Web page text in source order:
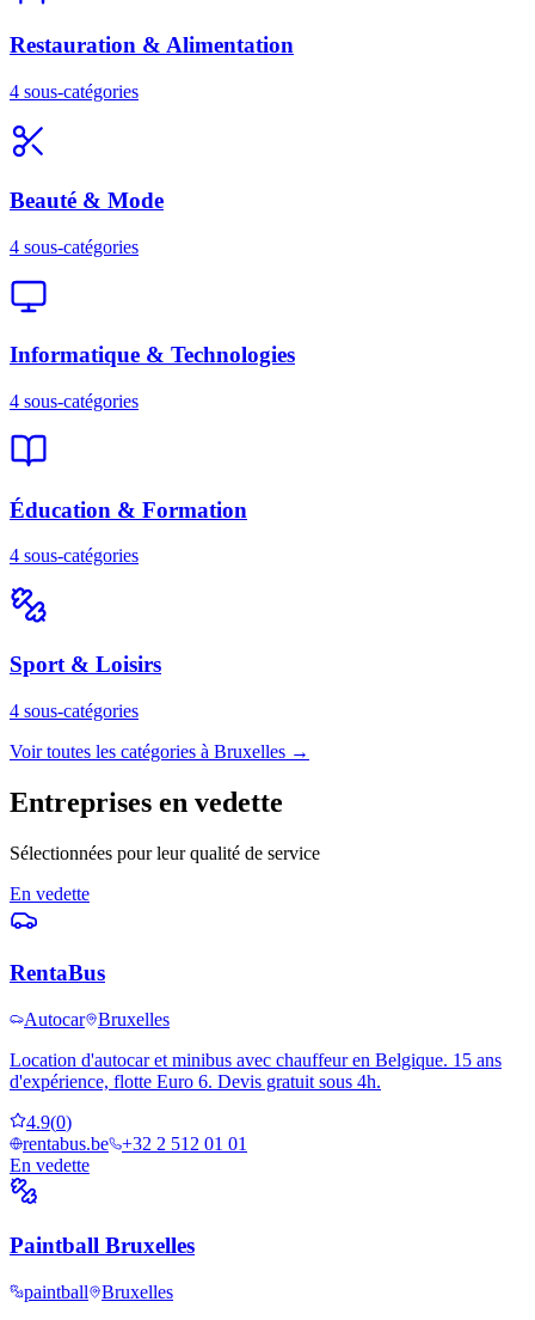
Restauration & Alimentation
4 sous-catégories
Beauté & Mode
4 sous-catégories
Informatique & Technologies
4 sous-catégories
Éducation & Formation
4 sous-catégories
Sport & Loisirs
4 sous-catégories
Voir toutes les catégories à Bruxelles →
Entreprises en vedette
Sélectionnées pour leur qualité de service
En vedette
RentaBus
Autocar
Bruxelles
Location d'autocar et minibus avec chauffeur en Belgique. 15 ans
d'expérience, flotte Euro 6. Devis gratuit sous 4h.
4.9(0)
rentabus.be
+32 2 512 01 01
En vedette
Paintball Bruxelles
paintball
Bruxelles